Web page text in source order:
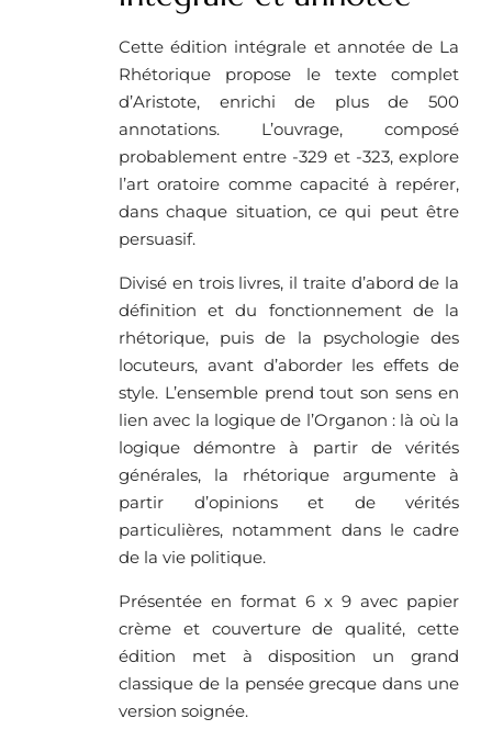
Cette édition intégrale et annotée de La
Rhétorique propose le texte complet
d’Aristote, enrichi de plus de 500
annotations. L’ouvrage, composé
probablement entre -329 et -323, explore
l’art oratoire comme capacité à repérer,
dans chaque situation, ce qui peut être
persuasif.
Divisé en trois livres, il traite d’abord de la
définition et du fonctionnement de la
rhétorique, puis de la psychologie des
locuteurs, avant d’aborder les effets de
style. L’ensemble prend tout son sens en
lien avec la logique de l’Organon : là où la
logique démontre à partir de vérités
générales, la rhétorique argumente à
partir d’opinions et de vérités
particulières, notamment dans le cadre
de la vie politique.
Présentée en format 6 x 9 avec papier
crème et couverture de qualité, cette
édition met à disposition un grand
classique de la pensée grecque dans une
version soignée.